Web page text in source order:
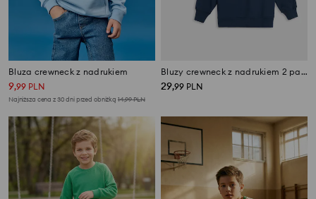
Bluza crewneck z nadrukiem
9,99 PLN
Najniższa cena z 30 dni przed obniżką 14,99PLN
Bluzy crewneck z nadrukiem 2 pack
29,99 PLN